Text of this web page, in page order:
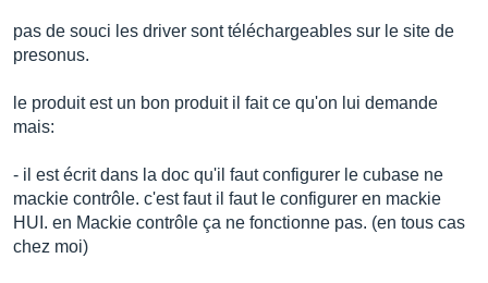
pas de souci les driver sont téléchargeables sur le site de
presonus.
le produit est un bon produit il fait ce qu'on lui demande
mais:
- il est écrit dans la doc qu'il faut configurer le cubase ne
mackie contrôle. c'est faut il faut le configurer en mackie
HUI. en Mackie contrôle ça ne fonctionne pas. (en tous cas
chez moi)